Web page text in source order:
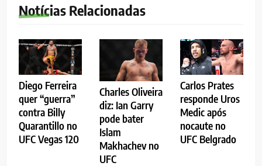
Notícias Relacionadas
Diego Ferreira
quer “guerra”
contra Billy
Quarantillo no
UFC Vegas 120
Charles Oliveira
diz: Ian Garry
pode bater
Islam
Makhachev no
UFC
Carlos Prates
responde Uros
Medic após
nocaute no
UFC Belgrado